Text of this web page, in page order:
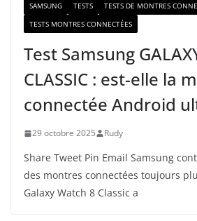
SAMSUNG TESTS
TESTS DE MONTRES
TESTS MONTRES CONNECTÉES
Test Samsung
CLASSIC : est-elle la
connectée Android
29 octobre 2025 Rudy
Share Tweet Pin Email Samsung
des montres connectées toujours
Galaxy Watch 8 Classic a